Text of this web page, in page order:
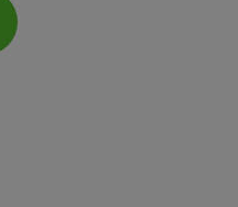
quantidade